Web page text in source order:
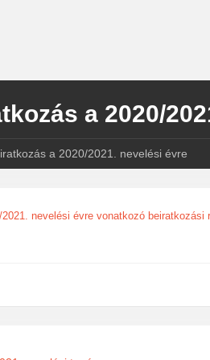
a 2020/
a 2020/2021. nevelési évre
nevelési évre vonatkozó beiratkozási